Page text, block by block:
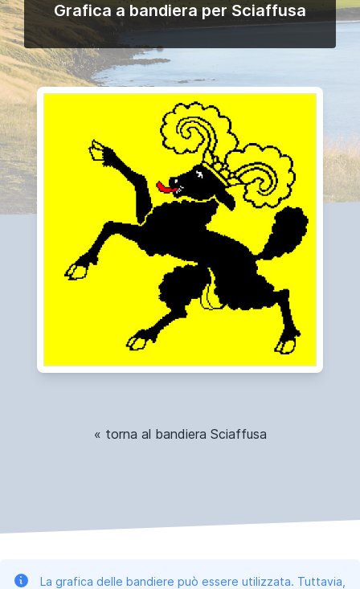
Grafica a bandiera per Sciaffusa
« torna al bandiera Sciaffusa
La grafica delle bandiere può essere utilizzata. Tuttavia,